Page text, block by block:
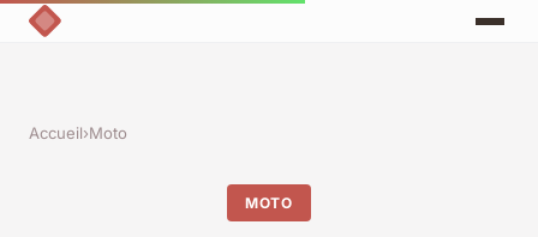
Accueil›Moto
MOTO